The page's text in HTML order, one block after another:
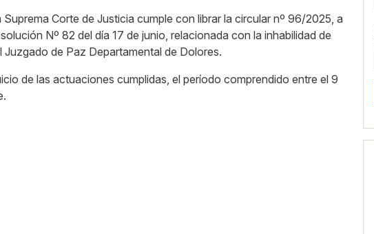
Corte de Justicia cumple con librar la circular nº 96/2025, a
Nº 82 del día 17 de junio, relacionada con la inhabilidad de
de Paz Departamental de Dolores.
de las actuaciones cumplidas, el período comprendido entre el 9